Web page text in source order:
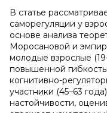
В статье
саморегуляции у
основе анализа
Моросановой и
молодые взрослые
повышенной
когнитивно-
участники (45–63
настойчивости,